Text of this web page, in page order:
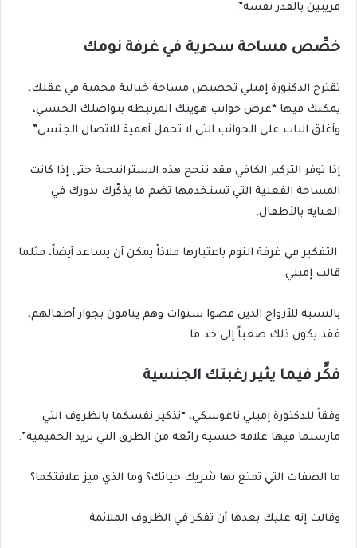
قريبين بالقدر نفسه”.
خصِّص مساحة سحرية في غرفة نومك
تقترح الدكتورة إميلي تخصيص مساحة خيالية محمية في عقلك،
يمكنك فيها “عرض جوانب هويتك المرتبطة بتواصلك الجنسي،
وأغلق الباب على الجوانب التي لا تحمل أهمية للاتصال الجنسي”.
إذا توفر التركيز الكافي فقد تنجح هذه الاستراتيجية حتى إذا كانت
المساحة الفعلية التي تستخدمها تضم ما يذكّرك بدورك في
العناية بالأطفال.
التفكير في غرفة النوم باعتبارها ملاذاً يمكن أن يساعد أيضاً، مثلما
قالت إميلي.
بالنسبة للأزواج الذين قضوا سنوات وهم ينامون بجوار أطفالهم،
فقد يكون ذلك صعباً إلى حد ما.
فكِّر فيما يثير رغبتك الجنسية
وفقاً للدكتورة إميلي ناغوسكي، “تذكير نفسكما بالظروف التي
مارستما فيها علاقة جنسية رائعة من الطرق التي تزيد الحميمية”.
ما الصفات التي تمتع بها شريك حياتك؟ وما الذي ميز علاقتكما؟
وقالت إنه عليك بعدها أن تفكر في الظروف الملائمة.